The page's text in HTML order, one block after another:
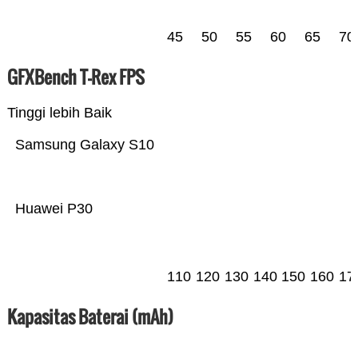
45 50 55 60 65 70
GFXBench T-Rex FPS
Tinggi lebih Baik
Huawei P30
Samsung Galaxy S10
110 120 130 140 150 160
Kapasitas Baterai (mAh)